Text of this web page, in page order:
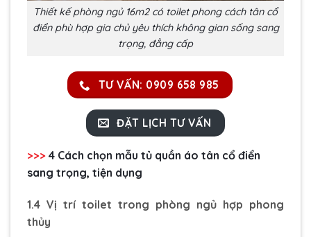
Thiết kế phòng ngủ 16m2 có toilet phong cách tân cổ
điển phù hợp gia chủ yêu thích không gian sống sang
trọng, đẳng cấp
TƯ VẤN: 0909 658 985
ĐẶT LỊCH TƯ VẤN
>>> 4 Cách chọn mẫu tủ quần áo tân cổ điển
sang trọng, tiện dụng
1.4 Vị trí toilet trong phòng ngủ hợp phong
thủy